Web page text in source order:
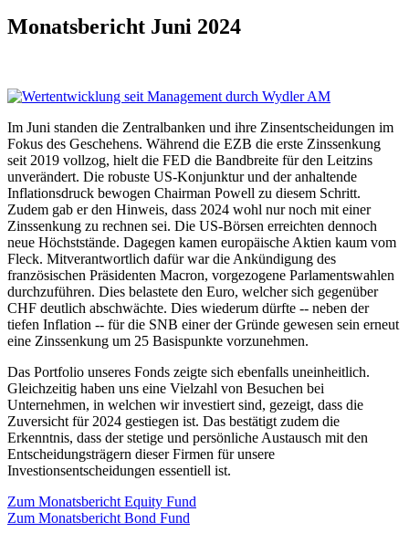
Monatsbericht Juni 2024
Im Juni standen die Zentralbanken und ihre Zinsentscheidungen im
Fokus des Geschehens. Während die EZB die erste Zinssenkung
seit 2019 vollzog, hielt die FED die Bandbreite für den Leitzins
unverändert. Die robuste US-Konjunktur und der anhaltende
Inflationsdruck bewogen Chairman Powell zu diesem Schritt.
Zudem gab er den Hinweis, dass 2024 wohl nur noch mit einer
Zinssenkung zu rechnen sei. Die US-Börsen erreichten dennoch
neue Höchststände. Dagegen kamen europäische Aktien kaum vom
Fleck. Mitverantwortlich dafür war die Ankündigung des
französischen Präsidenten Macron, vorgezogene Parlamentswahlen
durchzuführen. Dies belastete den Euro, welcher sich gegenüber
CHF deutlich abschwächte. Dies wiederum dürfte -- neben der
tiefen Inflation -- für die SNB einer der Gründe gewesen sein erneut
eine Zinssenkung um 25 Basispunkte vorzunehmen.
Das Portfolio unseres Fonds zeigte sich ebenfalls uneinheitlich.
Gleichzeitig haben uns eine Vielzahl von Besuchen bei
Unternehmen, in welchen wir investiert sind, gezeigt, dass die
Zuversicht für 2024 gestiegen ist. Das bestätigt zudem die
Erkenntnis, dass der stetige und persönliche Austausch mit den
Entscheidungsträgern dieser Firmen für unsere
Investionsentscheidungen essentiell ist.
Zum Monatsbericht Equity Fund
Zum Monatsbericht Bond Fund